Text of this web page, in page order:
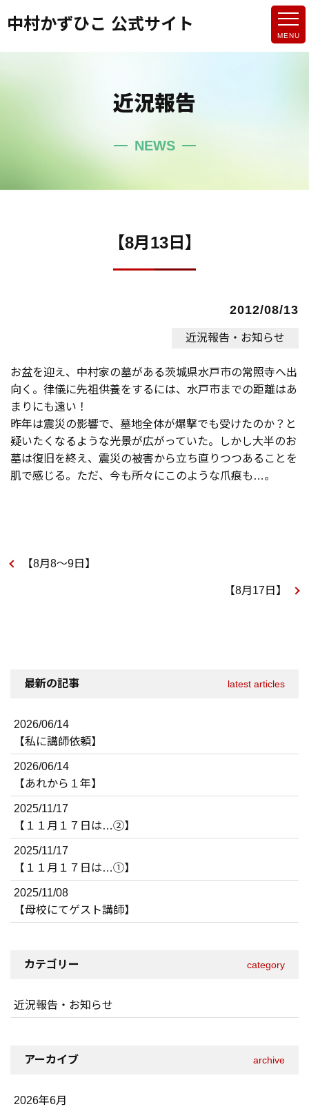
中村かずひこ 公式サイト
近況報告
NEWS
【8月13日】
2012/08/13
近況報告・お知らせ
お盆を迎え、中村家の墓がある茨城県水戸市の常照寺へ出
向く。律儀に先祖供養をするには、水戸市までの距離はあ
まりにも遠い！
昨年は震災の影響で、墓地全体が爆撃でも受けたのか？と
疑いたくなるような光景が広がっていた。しかし大半のお
墓は復旧を終え、震災の被害から立ち直りつつあることを
肌で感じる。ただ、今も所々にこのような爪痕も…。
【8月8～9日】
【8月17日】
最新の記事 latest articles
2026/06/14
【私に講師依頼】
2026/06/14
【あれから１年】
2025/11/17
【１１月１７日は…②】
2025/11/17
【１１月１７日は…①】
2025/11/08
【母校にてゲスト講師】
カテゴリー category
近況報告・お知らせ
アーカイブ archive
2026年6月